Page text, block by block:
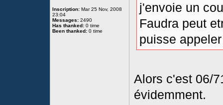
Inscription: Mar 25 Nov, 2008
23:04
Messages: 2490
Has thanked: 0 time
Been thanked: 0 time
j'envoie un
Faudra peut
puisse
Alors c'est 06/
évidemment.